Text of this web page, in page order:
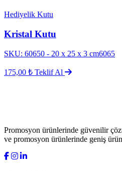
Hediyelik Kutu
Kristal Kutu
SKU: 60650 - 20 x 25 x 3 cm6065
175,00 ₺ Teklif Al
Promosyon ürünlerinde güvenilir
ve promosyon ürünlerinde geniş